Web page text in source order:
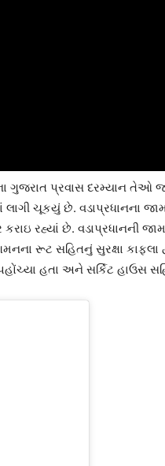
ગુજરાત પ્રવાસ દરમ્યાન તેઓ
ચૂકયું છે. વડાપ્રધાનના
રહ્યાં છે. વડાપ્રધાનની
રૂટ સહિતનું સુરક્ષા કાફલા
હતા અને સર્કિટ હાઉસ